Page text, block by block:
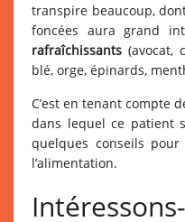
transpire beaucoup,
foncées aura grand
rafraîchissants (avocat,
blé, orge, épinards,
C’est en tenant compte
dans lequel ce patient
quelques conseils
l’alimentation.